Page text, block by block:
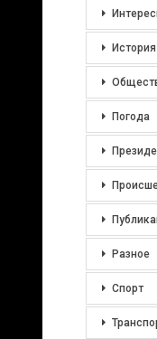
История
Погода
Разное
Спорт